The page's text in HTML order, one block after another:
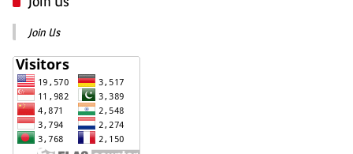
Join Us